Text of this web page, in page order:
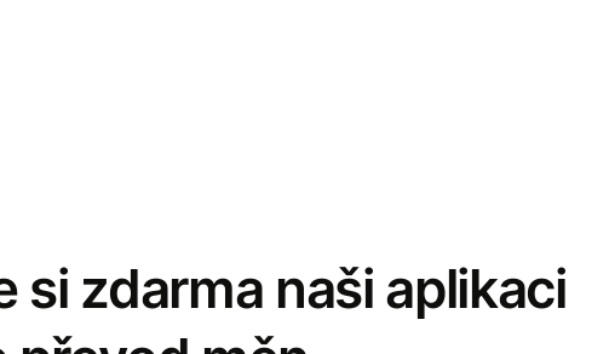
si zdarma naši aplikaci